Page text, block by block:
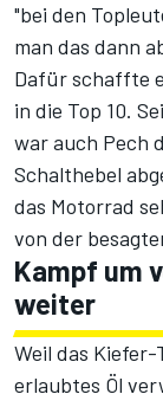
"bei den
man das dann
Dafür schaffte
in die Top 10.
war auch Pech
Schalthebel
das Motorrad
von der
Kampf um
weiter
Weil das
erlaubtes Öl